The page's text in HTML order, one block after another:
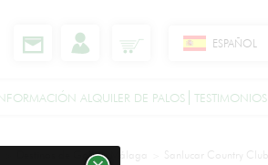
ESPAÑOL
ALQUILER DE PALOS TESTIMONIOS
Destinos de Golf > Málaga Sanlucar Country Club